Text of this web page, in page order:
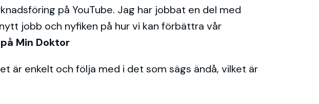
på YouTube. Jag har jobbat en del med
jobb och nyfiken på hur vi kan förbättra vår
Min Doktor
är enkelt och följa med i det som sägs ändå, vilket är